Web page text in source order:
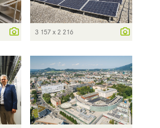
3 157 x 2 216